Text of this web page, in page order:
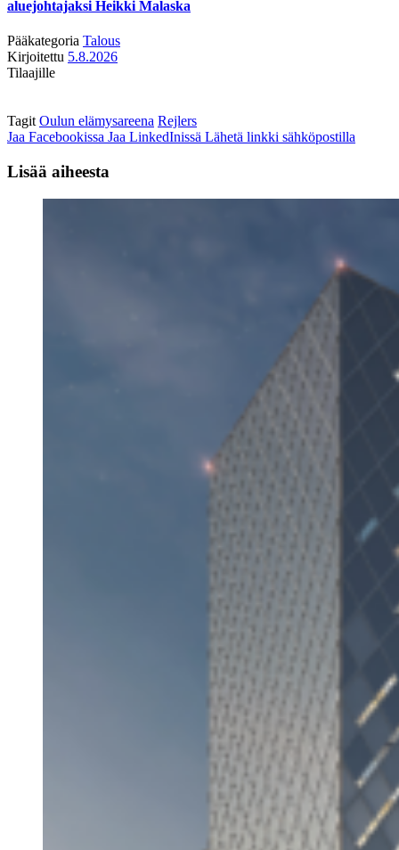
aluejohtajaksi Heikki Malaska
Pääkategoria Talous
Kirjoitettu 5.8.2026
Tilaajille
Tagit Oulun elämysareena Rejlers
Jaa Facebookissa Jaa LinkedInissä Lähetä linkki sähköpostilla
Lisää aiheesta